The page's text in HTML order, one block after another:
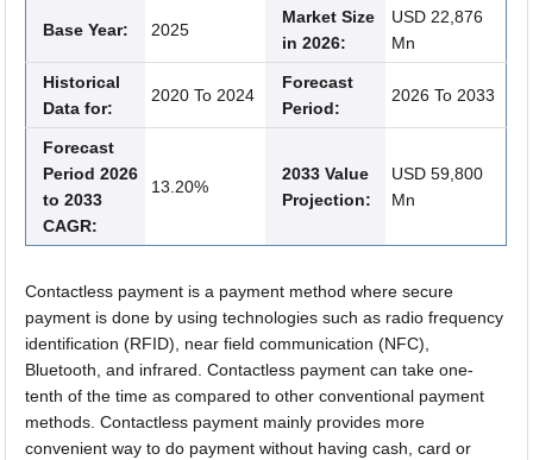
Base Year: 2025
Market Size
in 2026:
USD 22,876
Mn
Historical
Data for:
2020 To 2024
Forecast
Period:
2026 To 2033
Forecast
Period 2026
to 2033
CAGR:
13.20%
2033 Value
Projection:
USD 59,800
Mn
Contactless payment is a payment method where secure
payment is done by using technologies such as radio frequency
identification (RFID), near field communication (NFC),
Bluetooth, and infrared. Contactless payment can take one-
tenth of the time as compared to other conventional payment
methods. Contactless payment mainly provides more
convenient way to do payment without having cash, card or